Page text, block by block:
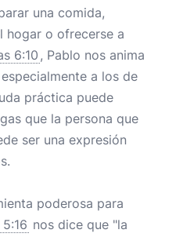
una comida,
hogar o ofrecerse a
6:10, Pablo nos anima
a los de
práctica puede
que la persona que
ser una expresión
poderosa para
nos dice que "la